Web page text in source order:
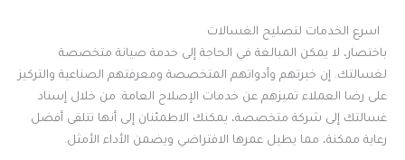
اسرع الخدمات لتصليح الغسالات
باختصار، لا يمكن المبالغة في الحاجة إلى خدمة صيانة متخصصة
لغسالتك. إن خبرتهم وأدواتهم المتخصصة ومعرفتهم الصناعية والتركيز
على رضا العملاء تميزهم عن خدمات الإصلاح العامة. من خلال إسناد
غسالتك إلى شركة متخصصة، يمكنك الاطمئنان إلى أنها تتلقى أفضل
رعاية ممكنة، مما يطيل عمرها الافتراضي ويضمن الأداء الأمثل.